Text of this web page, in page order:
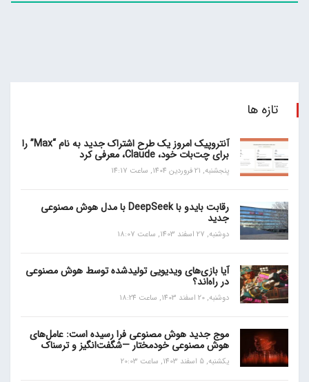
تازه ها
آنتروپیک امروز یک طرح اشتراک جدید به نام “Max” را
برای چت‌بات خود، Claude، معرفی کرد
پنجشنبه, 21 فروردین 1404, ساعت 14:17
رقابت بایدو با DeepSeek با مدل هوش مصنوعی
جدید
دوشنبه, 27 اسفند 1403, ساعت 18:07
آیا بازی‌های ویدیویی تولیدشده توسط هوش مصنوعی
در راه‌اند؟
دوشنبه, 20 اسفند 1403, ساعت 18:24
موج جدید هوش مصنوعی فرا رسیده است: عامل‌های
هوش مصنوعی خودمختار —شگفت‌انگیز و ترسناک
یکشنبه, 5 اسفند 1403, ساعت 20:03